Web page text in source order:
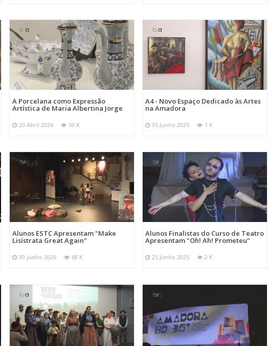
A Porcelana como Expressão
Artística de Maria Albertina Jorge
20 Abril 2026 59 K
A4 - Novo Espaço Dedicado às Artes
na Amadora
05 Junho 2025 1 K
Alunos ESTC Apresentam "Make
Lisístrata Great Again"
30 Junho 2026 68 K
Alunos Finalistas do Curso de Teatro
Apresentam "Oh! Ah! Prometeu"
25 Junho 2025 2 K